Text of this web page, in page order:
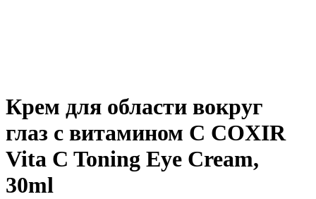
Крем для области вокруг
глаз с витамином С COXIR
Vita C Toning Eye Cream,
30ml